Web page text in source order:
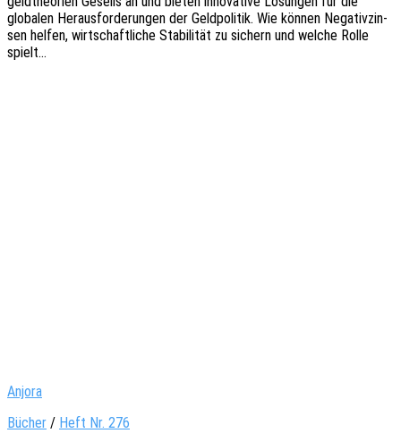
globa­len Heraus­for­de­run­gen der Geld­po­li­tik. Wie können Nega­tiv­zin­
sen helfen, wirt­schaft­li­che Stabi­li­tät zu sichern und welche Rolle
spielt…
Anjora
Bücher / Heft Nr. 276